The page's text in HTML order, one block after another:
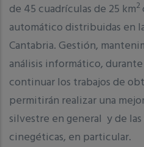
de 45 cuadrículas de 25 km2
automático distribuidas en
Cantabria. Gestión,
análisis informático,
continuar los trabajos de
permitirán realizar una
silvestre en general y de
cinegéticas, en particular.